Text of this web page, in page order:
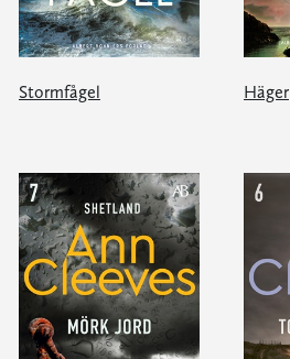
Stormfågel Häger